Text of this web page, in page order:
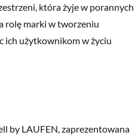
która żyje w porannych
rolę marki w tworzeniu
ich użytkownikom w życiu
by LAUFEN, zaprezentowana